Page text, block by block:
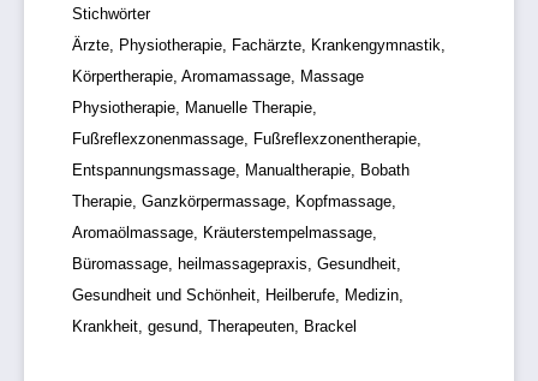
Stichwörter
Ärzte, Physiotherapie, Fachärzte, Krankengymnastik,
Körpertherapie, Aromamassage, Massage
Physiotherapie, Manuelle Therapie,
Fußreflexzonenmassage, Fußreflexzonentherapie,
Entspannungsmassage, Manualtherapie, Bobath
Therapie, Ganzkörpermassage, Kopfmassage,
Aromaölmassage, Kräuterstempelmassage,
Büromassage, heilmassagepraxis, Gesundheit,
Gesundheit und Schönheit, Heilberufe, Medizin,
Krankheit, gesund, Therapeuten, Brackel